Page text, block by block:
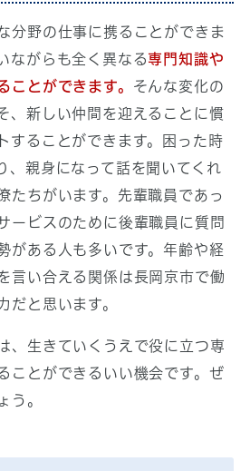
分野の仕事に携ることができま
ながらも全く異なる専門知識や
ことができます。 そんな変化の
、新しい仲間を迎えることに慣
することができます。困った時
、親身になって話を聞いてくれ
たちがいます。先輩職員であっ
ービスのために後輩職員に質問
がある人も多いです。年齢や経
言い合える関係は長岡京市で働
だと思います。
、生きていくうえで役に立つ専
ことができるいい機会です。ぜ
う。